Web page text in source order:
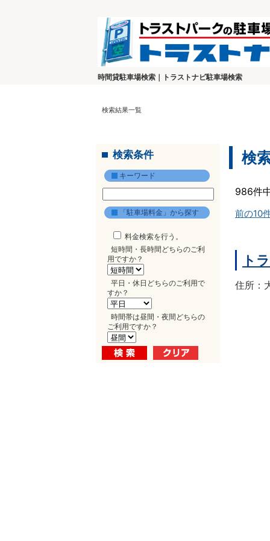
時間貸駐車場検索｜トラストナビ駐車場検索
検索結果一覧
検索条件
キーワード
「駐車場料金」から探す
料金検索を行う。
短時間・長時間どちらのご利
用ですか？
平日・休日どちらのご利用で
すか？
時間帯は昼間・夜間どちらの
ご利用ですか？
検
986件
前の10
ト
住所：